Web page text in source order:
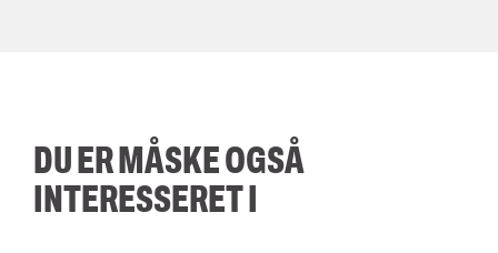
DU ER MÅSKE OGSÅ
INTERESSERET I